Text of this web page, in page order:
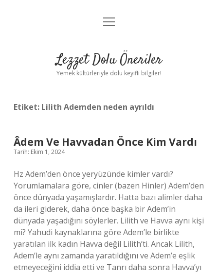
Anasayfa
Yasal Uyarı
menüyü
Lezzet Dolu Öneriler
Yemek kültürleriyle dolu keyifli bilgiler!
Etiket: Lilith Ademden neden ayrıldı
Âdem Ve Havvadan Önce Kim Vardı
Tarih: Ekim 1, 2024
Hz Adem’den önce yeryüzünde kimler vardı?
Yorumlamalara göre, cinler (bazen Hinler) Adem’den
önce dünyada yaşamışlardır. Hatta bazı alimler daha
da ileri giderek, daha önce başka bir Adem’in
dünyada yaşadığını söylerler. Lilith ve Havva aynı kişi
mi? Yahudi kaynaklarına göre Adem’le birlikte
yaratılan ilk kadın Havva değil Lilith’ti. Ancak Lilith,
Adem’le aynı zamanda yaratıldığını ve Adem’e eşlik
etmeyeceğini iddia etti ve Tanrı daha sonra Havva’yı